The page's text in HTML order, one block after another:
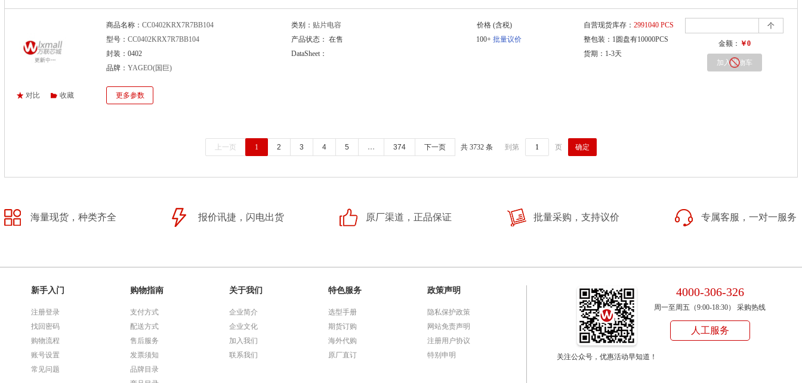
对比 收藏
商品名称： CC0402KRX7R7BB104
型号： CC0402KRX7R7BB104
封装：0402
品牌： YAGEO(国巨)
更多参数
类别： 贴片电容
产品状态： 在售
DataSheet：
价格 (含税)
100+ 批量议价
自营现货库存： 2991040 PCS
整包装：1圆盘有10000PCS
货期：1-3天
个
金额： ￥0
加入购物车
上一页 1 2 3 4 5 … 374 下一页 共 3732 条 到第 页 确定
海量现货，种类齐全 报价讯捷，闪电出货 原厂渠道，正品保证 批量采购，支持议价 专属客服，一对一服务
新手入门
注册登录
找回密码
购物流程
账号设置
常见问题
购物指南
支付方式
配送方式
售后服务
发票须知
品牌目录
关于我们
企业简介
企业文化
加入我们
联系我们
特色服务
选型手册
期货订购
海外代购
原厂直订
政策声明
隐私保护政策
网站免责声明
注册用户协议
特别申明
关注公众号，优惠活动早知道！
4000-306-326
周一至周五（9:00-18:30） 采购热线
人工服务